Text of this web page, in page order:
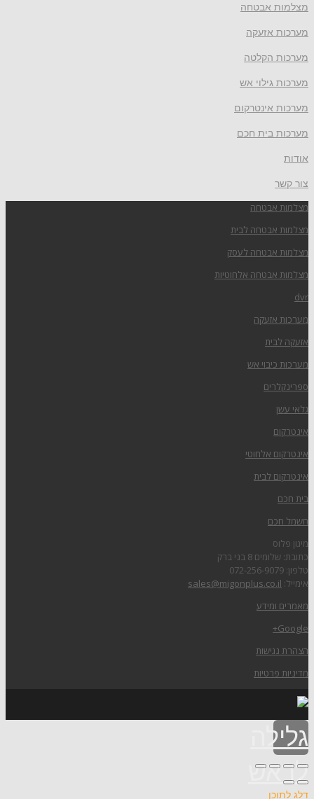
מצלמות אבטחה
מערכות אזעקה
מערכות הקלטה
מערכות גילוי אש
מערכות אינטרקום
מערכות בית חכם
אודות
צור קשר
מצלמות אבטחה
מצלמות אבטחה לבית
מצלמות אבטחה לעסק
מצלמות אבטחה אלחוטיות
dvr
מערכות אזעקה
אזעקה לבית
מערכות כיבוי אש
ספרינקלרים
גלאי עשן
אינטרקום
אינטרקום אלחוטי
אינטרקום לבית
בית חכם
חשמל חכם
מיגון פלוס
כתובת: שלומים 8 בני ברק
טלפון: 072-256-9079
אימייל: sales@migonplus.co.il
מאמרים ומידע
Google+
הצהרת נגישות
מדיניות פרטיות
גלילה
לראש
דלג לתוכן